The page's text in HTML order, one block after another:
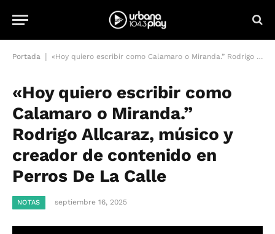
Portada «Hoy quiero escribir como Calamaro o Miranda.” Rodrigo Allcaraz, músico y creador de contenido en Perros De La Calle
«Hoy quiero escribir como
Calamaro o Miranda.”
Rodrigo Allcaraz, músico y
creador de contenido en
Perros De La Calle
NOTAS septiembre 16, 2025